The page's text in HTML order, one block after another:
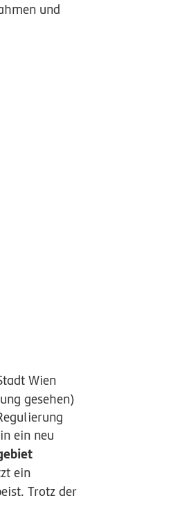
und
Wien
gesehen)
ein neu
ein
Trotz der